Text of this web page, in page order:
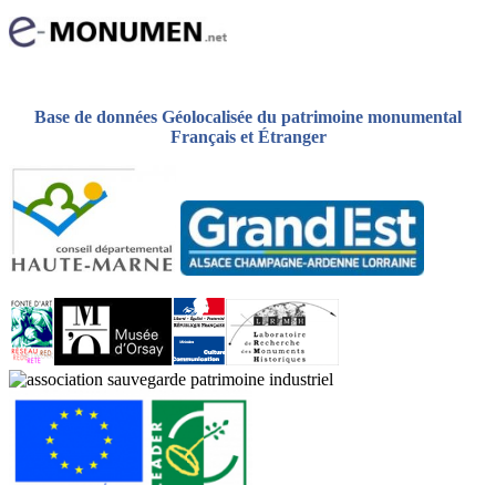
Base de données Géolocalisée du patrimoine monumental
Français et Étranger